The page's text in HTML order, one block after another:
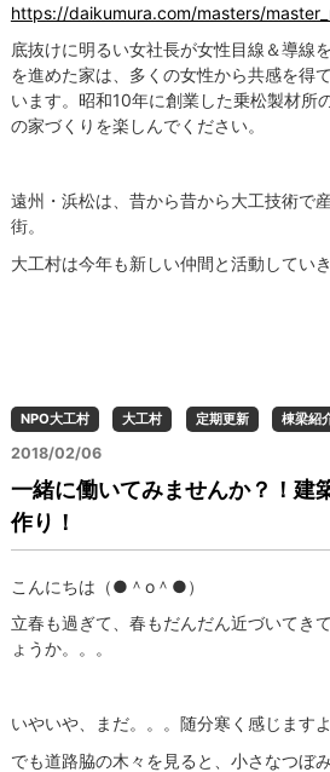
https://daikumura.com/masters/
底抜けに明るい女社長が女性目線＆導線
を進めた家は、多くの女性から共感を得
います。昭和10年に創業した乗松製材所
の家づくりを楽しんでください。
遠州・浜松は、昔から昔から大工技術で
街。
大工村は今年も新しい仲間と活動してい
NPO大工村 大工村 定期更新 棟梁紹
2018/02/06
一緒に働いてみませんか？！建
作り！
こんにちは（●＾o＾●）
立春も過ぎて、春もだんだん近づいてき
ょうか。。。
いやいや、まだ。。。随分寒く感じます
でも道路脇の木々を見ると、小さなつぼ